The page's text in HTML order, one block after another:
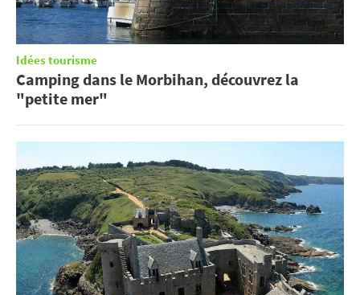
Idées tourisme
Camping dans le Morbihan, découvrez la
"petite mer"